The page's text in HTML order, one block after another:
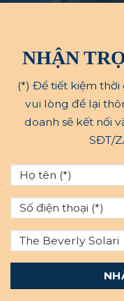
NHẬN
(*) Để tiết kiệm
vui lòng để lại
doanh sẽ kết nối
SĐT/